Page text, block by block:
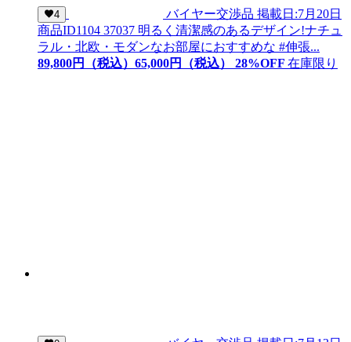
4 バイヤー交渉品 掲載日:7月20日
商品ID1104 37037 明るく清潔感のあるデザイン!ナチュ
ラル・北欧・モダンなお部屋におすすめな #伸張...
89,800円（税込） 65,000円（税込） 28%OFF 在庫限り